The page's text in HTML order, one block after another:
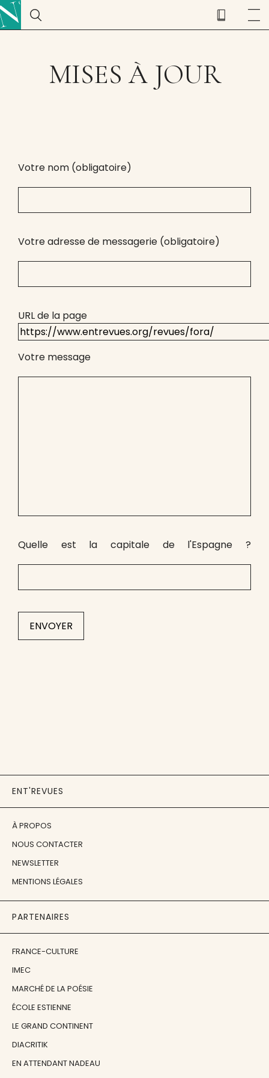
MISES À JOUR
Votre nom (obligatoire)
Votre adresse de messagerie (obligatoire)
URL de la page
Votre message
Quelle est la capitale de l'Espagne ?
ENT'REVUES
À PROPOS
NOUS CONTACTER
NEWSLETTER
MENTIONS LÉGALES
PARTENAIRES
FRANCE-CULTURE
IMEC
MARCHÉ DE LA POÉSIE
ÉCOLE ESTIENNE
LE GRAND CONTINENT
DIACRITIK
EN ATTENDANT NADEAU